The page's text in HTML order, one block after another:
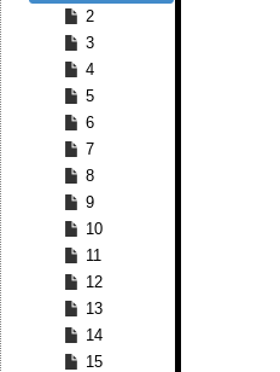
2
3
4
5
6
7
8
9
10
11
12
13
14
15